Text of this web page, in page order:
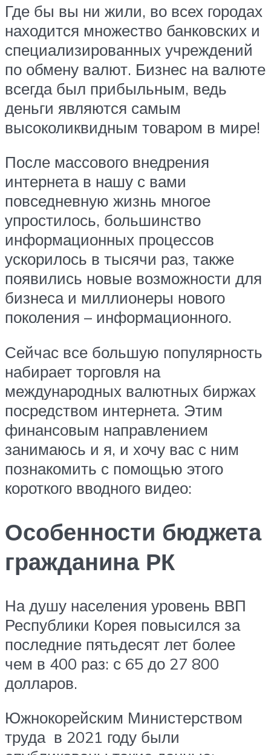
Где бы вы ни жили, во всех городах
находится множество банковских и
специализированных учреждений
по обмену валют. Бизнес на валюте
всегда был прибыльным, ведь
деньги являются самым
высоколиквидным товаром в мире!
После массового внедрения
интернета в нашу с вами
повседневную жизнь многое
упростилось, большинство
информационных процессов
ускорилось в тысячи раз, также
появились новые возможности для
бизнеса и миллионеры нового
поколения – информационного.
Сейчас все большую популярность
набирает торговля на
международных валютных биржах
посредством интернета. Этим
финансовым направлением
занимаюсь и я, и хочу вас с ним
познакомить с помощью этого
короткого вводного видео:
Особенности бюджета
гражданина РК
На душу населения уровень ВВП
Республики Корея повысился за
последние пятьдесят лет более
чем в 400 раз: с 65 до 27 800
долларов.
Южнокорейским Министерством
труда в 2021 году были